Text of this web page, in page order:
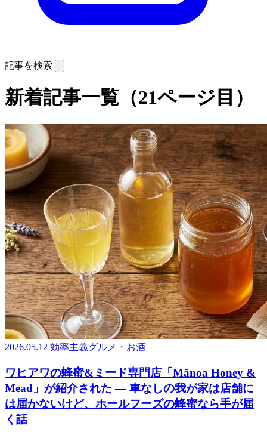
記事を検索
新着記事一覧（21ページ目）
2026.05.12 効率主義グルメ・お酒
ワヒアワの蜂蜜&ミード専門店「Mānoa Honey &
Mead」が紹介された ― 車なしの我が家は店舗に
は届かないけど、ホールフーズの蜂蜜なら手が届
く話